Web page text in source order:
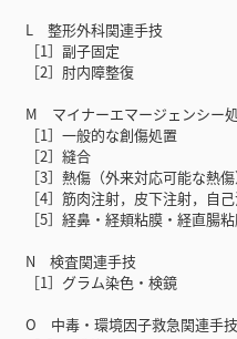
L 整形外科関連手技
［1］副子固定
［2］肘内障整復
M マイナーエマージェンシー
［1］一般的な創傷処置
［2］縫合
［3］熱傷（外来対応可能な熱
［4］筋肉注射，皮下注射，自
［5］経鼻・経頬粘膜・経直腸
N 検査関連手技
［1］グラム染色・検鏡
O 中毒・環境因子救急関連手技